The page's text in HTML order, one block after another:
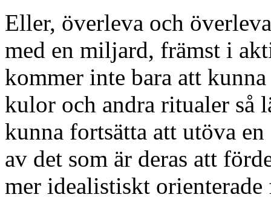
Eller, överleva och
med en miljard, främst i
kommer inte bara att
kulor och andra ritualer så
kunna fortsätta att utöva
av det som är deras att
mer idealistiskt orienterade